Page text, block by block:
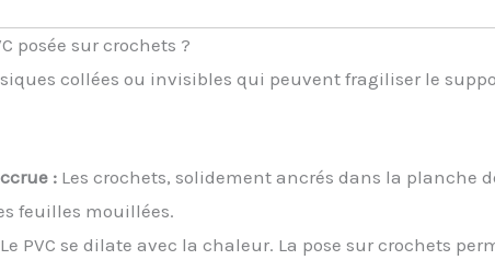
posée sur crochets ?
collées ou invisibles qui peuvent fragiliser le
: Les crochets, solidement ancrés dans la planche
feuilles mouillées.
Le PVC se dilate avec la chaleur. La pose sur crochets